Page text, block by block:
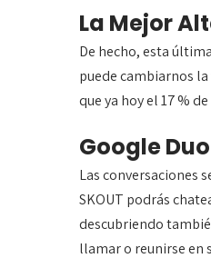
La Mejor
De hecho, esta
puede cambiarnos
que ya hoy el 17 %
Google Duo
Las conversaciones
SKOUT podrás
descubriendo
llamar o reunirse en